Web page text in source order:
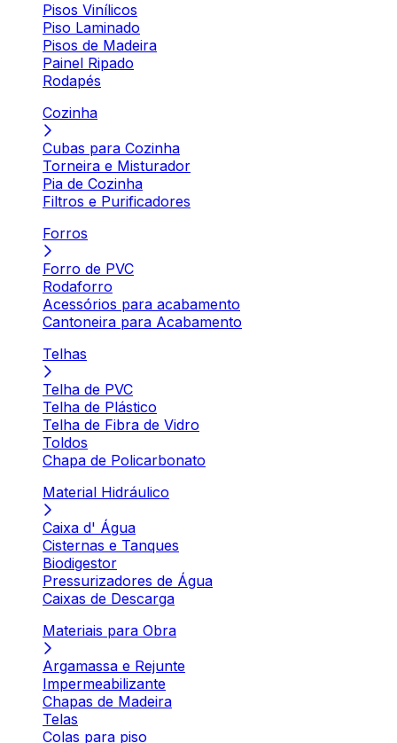
Pisos Vinílicos
Piso Laminado
Pisos de Madeira
Painel Ripado
Rodapés
Cozinha
Cubas para Cozinha
Torneira e Misturador
Pia de Cozinha
Filtros e Purificadores
Forros
Forro de PVC
Rodaforro
Acessórios para acabamento
Cantoneira para Acabamento
Telhas
Telha de PVC
Telha de Plástico
Telha de Fibra de Vidro
Toldos
Chapa de Policarbonato
Material Hidráulico
Caixa d' Água
Cisternas e Tanques
Biodigestor
Pressurizadores de Água
Caixas de Descarga
Materiais para Obra
Argamassa e Rejunte
Impermeabilizante
Chapas de Madeira
Telas
Colas para piso